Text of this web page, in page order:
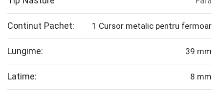
Continut Pachet: 1 Cursor metalic pentru fermoar
Lungime: 39 mm
Latime: 8 mm